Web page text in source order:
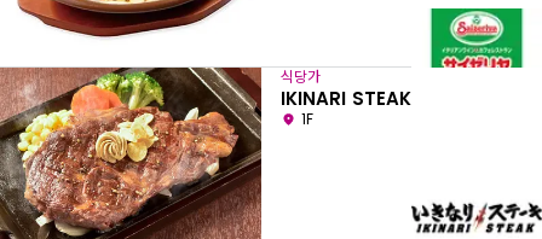
식당가
IKINARI STEAK
1F